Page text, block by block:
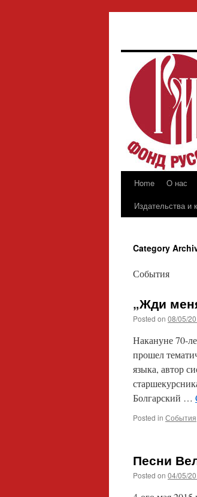
SkipHome O нас
Издательства и
Category
События
„Жди
Posted on 08/05/
Накануне 70-
прошел
языка, автор
Болгарский …
Posted in События
Песни
Posted on 04/05/